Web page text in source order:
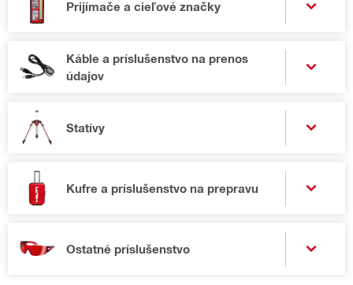
Prijímače a cieľové značky
Káble a príslušenstvo na prenos
údajov
Statívy
Kufre a príslušenstvo na prepravu
Ostatné príslušenstvo